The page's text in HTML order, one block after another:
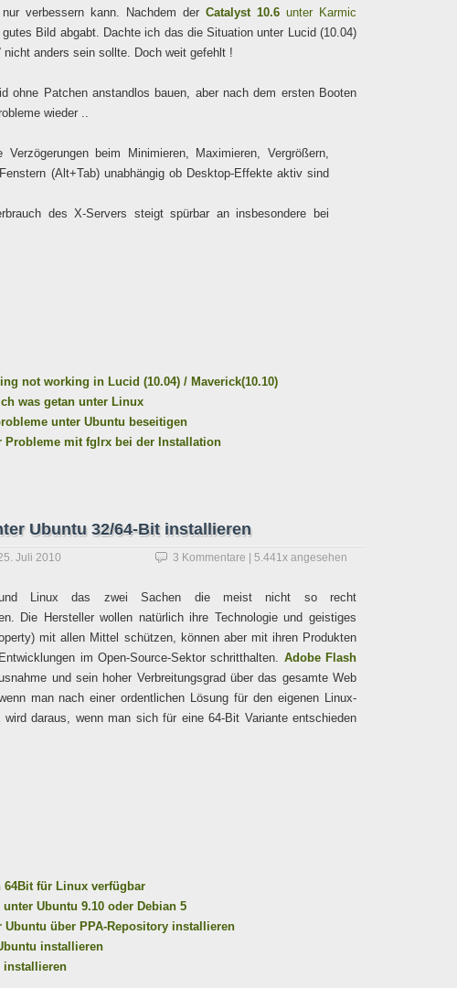
verbessern kann. Nachdem der Catalyst 10.6 unter Karmic
Bild abgabt. Dachte ich das die Situation unter Lucid (10.04)
nicht anders sein sollte. Doch weit gefehlt !
ohne Patchen anstandlos bauen, aber nach dem ersten Booten
wieder ..
beim Minimieren, Maximieren, Vergrößern,
(Alt+Tab) unabhängig ob Desktop-Effekte aktiv sind
des X-Servers steigt spürbar an insbesondere bei
not working in Lucid (10.04) / Maverick(10.10)
was getan unter Linux
unter Ubuntu beseitigen
Probleme mit fglrx bei der Installation
Ubuntu 32/64-Bit installieren
Juli 2010 3 Kommentare | 5.441x angesehen
Linux das zwei Sachen die meist nicht so recht
Die Hersteller wollen natürlich ihre Technologie und geistiges
mit allen Mittel schützen, können aber mit ihren Produkten
im Open-Source-Sektor schritthalten. Adobe Flash
und sein hoher Verbreitungsgrad über das gesamte Web
man nach einer ordentlichen Lösung für den eigenen Linux-
daraus, wenn man sich für eine 64-Bit Variante entschieden
für Linux verfügbar
Ubuntu 9.10 oder Debian 5
Ubuntu über PPA-Repository installieren
installieren
installieren